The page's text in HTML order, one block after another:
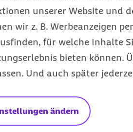
unserer Website und
wir z. B. Werbeanzeigen
für welche Inhalte
bieten können.
Und auch später
ändern
Meningitis werden Fieber
Bei Bedarf erhalten
Handelt es sich
Antibiotika und eventuell
gibt es Impfstoffe.
Impfung gegen bestimmte